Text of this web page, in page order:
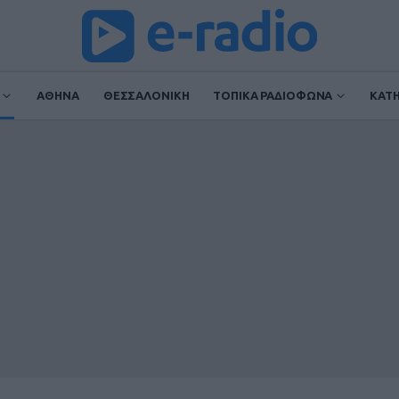
ΑΘΗΝΑ ΘΕΣΣΑΛΟΝΙΚΗ ΤΟΠΙΚΑ ΡΑΔΙΟΦΩΝΑ